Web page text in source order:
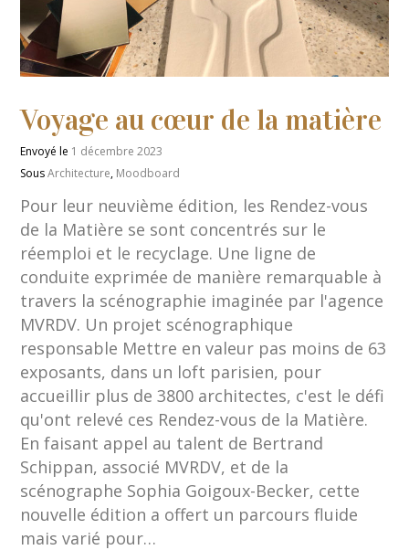
Voyage au cœur de la matière
Envoyé le 1 décembre 2023
SousArchitecture, Moodboard
Pour leur neuvième édition, les Rendez-vous
de la Matière se sont concentrés sur le
réemploi et le recyclage. Une ligne de
conduite exprimée de manière remarquable à
travers la scénographie imaginée par l'agence
MVRDV. Un projet scénographique
responsable Mettre en valeur pas moins de 63
exposants, dans un loft parisien, pour
accueillir plus de 3800 architectes, c'est le défi
qu'ont relevé ces Rendez-vous de la Matière.
En faisant appel au talent de Bertrand
Schippan, associé MVRDV, et de la
scénographe Sophia Goigoux-Becker, cette
nouvelle édition a offert un parcours fluide
mais varié pour…